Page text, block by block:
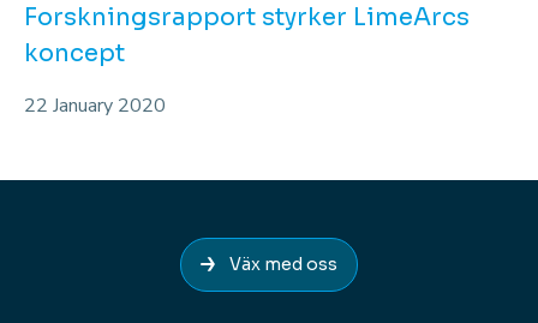
Forskningsrapport styrker LimeArcs
koncept
22 January 2020
Väx med oss